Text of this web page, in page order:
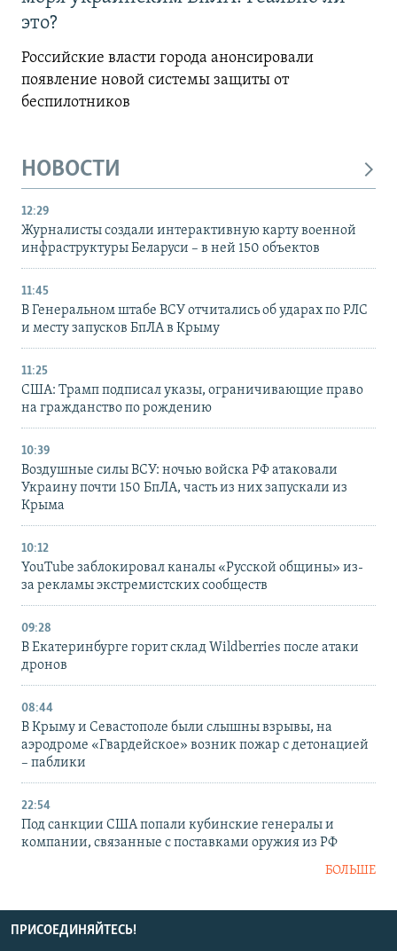
это?
Российские власти города анонсировали
появление новой системы защиты от
беспилотников
НОВОСТИ
12:29
Журналисты создали интерактивную карту военной
инфраструктуры Беларуси – в ней 150 объектов
11:45
В Генеральном штабе ВСУ отчитались об ударах по РЛС
и месту запусков БпЛА в Крыму
11:25
США: Трамп подписал указы, ограничивающие право
на гражданство по рождению
10:39
Воздушные силы ВСУ: ночью войска РФ атаковали
Украину почти 150 БпЛА, часть из них запускали из
Крыма
10:12
YouTube заблокировал каналы «Русской общины» из-
за рекламы экстремистских сообществ
09:28
В Екатеринбурге горит склад Wildberries после атаки
дронов
08:44
В Крыму и Севастополе были слышны взрывы, на
аэродроме «Гвардейское» возник пожар с детонацией
– паблики
22:54
Под санкции США попали кубинские генералы и
компании, связанные с поставками оружия из РФ
БОЛЬШЕ
ПРИСОЕДИНЯЙТЕСЬ!